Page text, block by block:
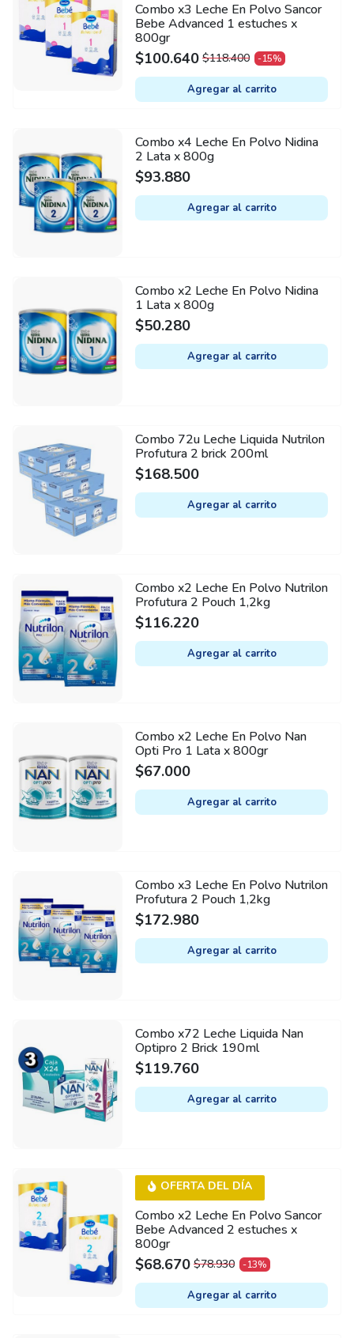
Combo x3 Leche En Polvo Sancor
Bebe Advanced 1 estuches x
800gr
$118.400
ORIGINAL
PRICE
WAS:
$100.640
CURRENT
PRICE
IS:
-15%
Agregar al carrito
Combo x4 Leche En Polvo Nidina
2 Lata x 800g
$93.880
Agregar al carrito
Combo x2 Leche En Polvo Nidina
1 Lata x 800g
$50.280
Agregar al carrito
Combo 72u Leche Liquida Nutrilon
Profutura 2 brick 200ml
$168.500
Agregar al carrito
Combo x2 Leche En Polvo Nutrilon
Profutura 2 Pouch 1,2kg
$116.220
Agregar al carrito
Combo x2 Leche En Polvo Nan
Opti Pro 1 Lata x 800gr
$67.000
Agregar al carrito
Combo x3 Leche En Polvo Nutrilon
Profutura 2 Pouch 1,2kg
$172.980
Agregar al carrito
Combo x72 Leche Liquida Nan
Optipro 2 Brick 190ml
$119.760
Agregar al carrito
Combo x2 Leche En Polvo Sancor
Bebe Advanced 2 estuches x
800gr
OFERTA DEL DÍA
$78.930
ORIGINAL
PRICE
WAS:
$68.670
CURRENT
PRICE
IS:
-13%
Agregar al carrito